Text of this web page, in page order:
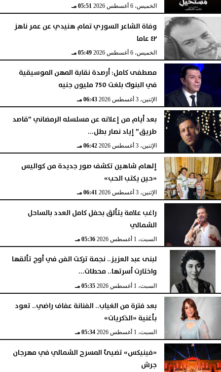
الخميس، 6 أغسطس 2026 05:51 مـ
وفاة الشاعر السوري تمام هنيدي عن عمر ناهز
٤٢ عاما
الخميس، 6 أغسطس 2026 05:49 مـ
مصطفى كامل: أرصدة نقابة المهن الموسيقية
في البنوك بلغت 750 مليون جنيه
الإثنين، 3 أغسطس 2026 06:43 مـ
بعد أيام من إعلانه عن مسلسله الرمضاني ”قاصد
طريق” إياد نصار بطل...
الإثنين، 3 أغسطس 2026 06:42 مـ
إلهام شاهين تكشف صور جديدة من كواليس
«حين يكتب الحب»
الإثنين، 3 أغسطس 2026 06:41 مـ
راغب علامة يتألق بحفل كامل العدد بالساحل
الشمالي
السبت، 1 أغسطس 2026 05:36 مـ
لبنى عبد العزيز.. نجمة تركت الفن في أوج تألقها
واختارت أسرتها.. محطات...
السبت، 1 أغسطس 2026 05:35 مـ
بعد فترة من الغياب.. الفنانة عفاف راضي.. تعود
بأغنية «الذكريات»
السبت، 1 أغسطس 2026 05:34 مـ
«فينيكس» تضيئ المسرح الشمالي في مهرجان
جرش